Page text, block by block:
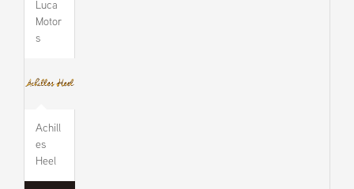
Luca
Motor
s
Achill
es
Heel